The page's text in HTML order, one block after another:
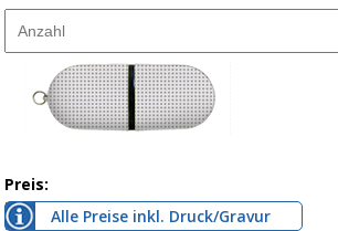
Preis:
Alle Preise inkl. Druck/Gravur